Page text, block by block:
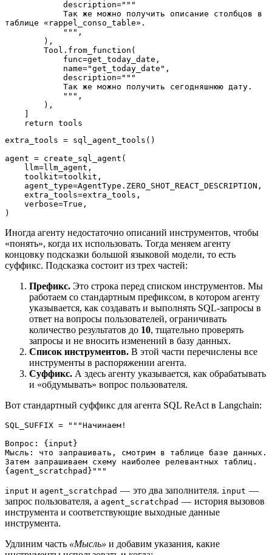
            description="""
таблице «rappel_conso_table».
            """,
        ),
        Tool.from_function(
            func=get_today_date,
            name="get_today_date",
            description="""
            Так же можно получить сегодняшнюю дату.
            """,
        ),
    return tools
extra_tools = sql_agent_tools()
agent = create_sql_agent(
    llm=llm_agent,
    toolkit=toolkit,
    agent_type=AgentType.ZERO_SHOT_REACT_DESCRIPTION,
    extra_tools=extra_tools,
    verbose=True,
)
Иногда агенту недостаточно описаний инструментов, чтобы
«понять», когда их использовать. Тогда меняем агенту
концовку подсказки большой языковой модели, то есть
суффикс. Подсказка состоит из трех частей:
Префикс. Это строка перед списком инструментов. Мы
работаем со стандартным префиксом, в котором агенту
указывается, как создавать и выполнять SQL-запросы в
ответ на вопросы пользователей, ограничивать
количество результатов до 10, тщательно проверять
запросы и не вносить изменений в базу данных.
Список инструментов. В этой части перечислены все
инструменты в распоряжении агента.
Суффикс. А здесь агенту указывается, как обрабатывать
и «обдумывать» вопрос пользователя.
Вот стандартный суффикс для агента SQL ReAct в Langchain:
SQL_SUFFIX = """Начинаем!
Вопрос: {input}
Мысль: что запрашивать, смотрим в таблице базе данных.
Затем запрашиваем схему наиболее релевантных таблиц.
{agent_scratchpad}"""
input и agent_scratchpad — это два заполнителя. input —
запрос пользователя, а agent_scratchpad — история вызовов
инструмента и соответствующие выходные данные
инструмента.
Удлиним часть «Мысль» и добавим указания, какие